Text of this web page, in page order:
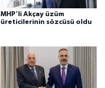
MHP’li Akçay üzüm
üreticilerinin sözcüsü oldu